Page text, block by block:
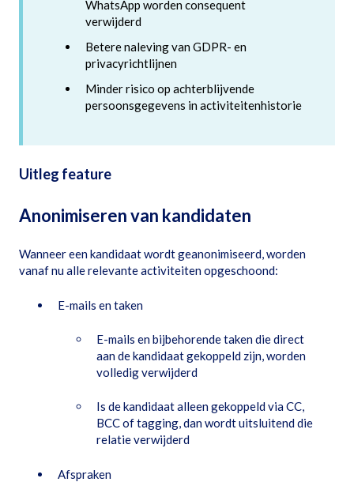
WhatsApp worden consequent
verwijderd
Betere naleving van GDPR- en
privacyrichtlijnen
Minder risico op achterblijvende
persoonsgegevens in activiteitenhistorie
Uitleg feature
Anonimiseren van kandidaten
Wanneer een kandidaat wordt geanonimiseerd, worden
vanaf nu alle relevante activiteiten opgeschoond:
E-mails en taken
E-mails en bijbehorende taken die direct
aan de kandidaat gekoppeld zijn, worden
volledig verwijderd
Is de kandidaat alleen gekoppeld via CC,
BCC of tagging, dan wordt uitsluitend die
relatie verwijderd
Afspraken